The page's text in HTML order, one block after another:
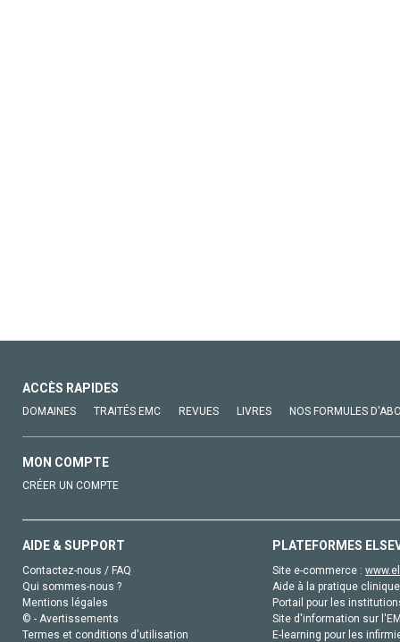
ACCÈS RAPIDES
DOMAINES TRAITÉS EMC REVUES LIVRES NOS FORMULES
MON COMPTE
CRÉER UN COMPTE
AIDE & SUPPORT
Contactez-nous / FAQ
Qui sommes-nous ?
Mentions légales
© - Avertissements
Termes et conditions d'utilisation
PLATEFORMES
Site e-commerce :
Aide à la pratique
Portail pour les
Site d'information sur
E-learning pour les